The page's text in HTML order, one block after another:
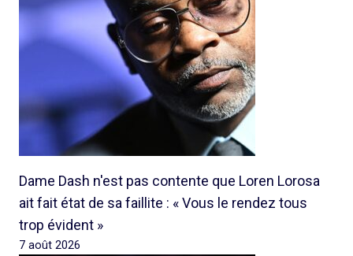
Dame Dash n'est pas contente que Loren Lorosa
ait fait état de sa faillite : « Vous le rendez tous
trop évident »
7 août 2026